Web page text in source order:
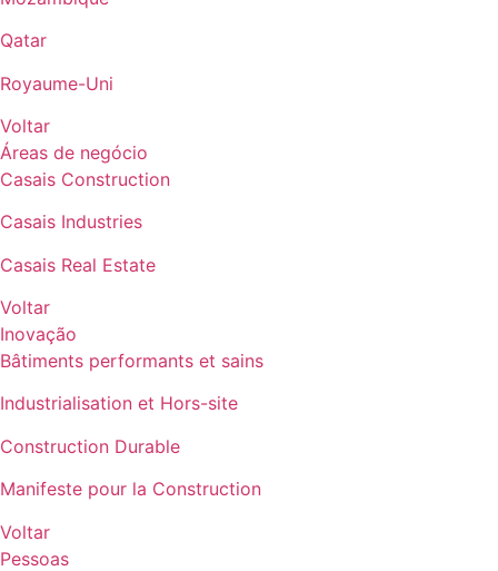
Qatar
Royaume-Uni
Voltar
Áreas de negócio
Casais Construction
Casais Industries
Casais Real Estate
Voltar
Inovação
Bâtiments performants et sains
Industrialisation et Hors-site
Construction Durable
Manifeste pour la Construction
Voltar
Pessoas